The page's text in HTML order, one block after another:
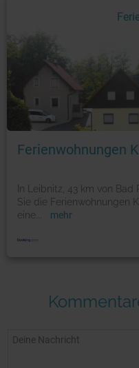
Ferienwohnungen
In Leibnitz, 43 km von
Sie die Ferienwohnungen
eine
mehr